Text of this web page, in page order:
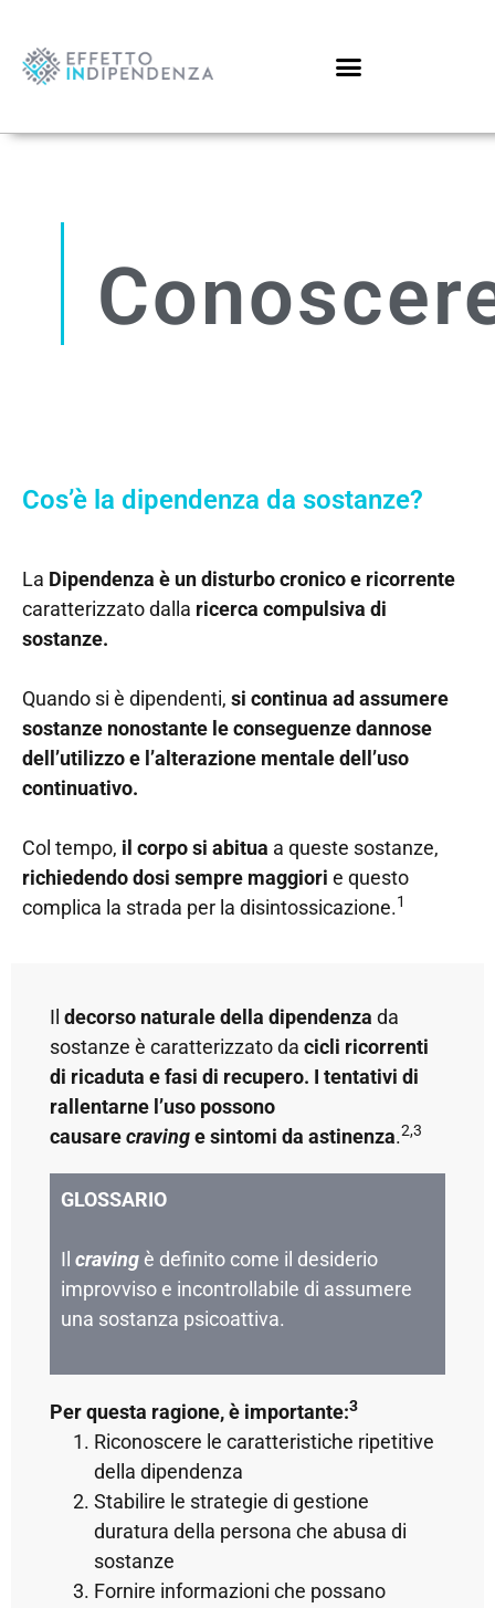
Cos’è la dipendenza da sostanze?
La Dipendenza è un disturbo cronico e ricorrente
caratterizzato dalla ricerca compulsiva di
sostanze.
Quando si è dipendenti, si continua ad assumere
sostanze nonostante le conseguenze dannose
dell’utilizzo e l’alterazione mentale dell’uso
continuativo.
Col tempo, il corpo si abitua a queste sostanze,
richiedendo dosi sempre maggiori e questo
complica la strada per la disintossicazione.1
Il decorso naturale della dipendenza da
sostanze è caratterizzato da cicli ricorrenti
di ricaduta e fasi di recupero. I tentativi di
rallentarne l’uso possono
causarecravingesintomi da astinenza.2,3
GLOSSARIO
Il craving è definito come il desiderio
improvviso e incontrollabile di assumere
una sostanza psicoattiva.
Per questa ragione, è importante:3
Riconoscere le caratteristiche ripetitive
della dipendenza
Stabilire le strategie di gestione
duratura della persona che abusa di
sostanze
Fornire informazioni che possano